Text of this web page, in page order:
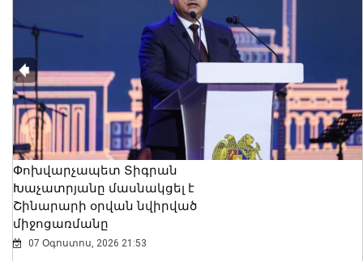
Փոխվարչապետ Տիգրան
Խաչատրյանը մասնակցել է
Շինարարի օրվան նվիրված
միջոցառմանը
07 Օգոստոս, 2026 21:53